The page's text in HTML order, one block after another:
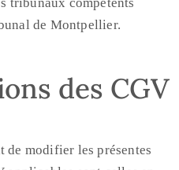
de Montpellier.
des CGV
de modifier les présentes